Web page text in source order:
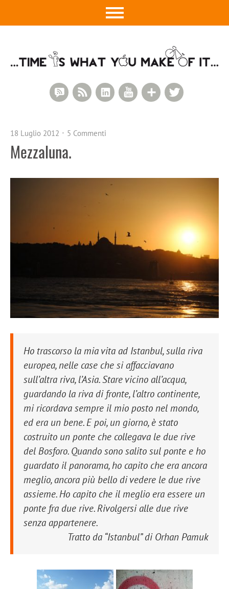
Google+
YouTube
LinkedIn
RSS Feed
RSS Comments
18 Luglio 2012 5 Commenti
Mezzaluna.
Ho trascorso la mia vita ad Istanbul, sulla riva
europea, nelle case che si affacciavano
sull’altra riva, l’Asia. Stare vicino all’acqua,
guardando la riva di fronte, l’altro continente,
mi ricordava sempre il mio posto nel mondo,
ed era un bene. E poi, un giorno, è stato
costruito un ponte che collegava le due rive
del Bosforo. Quando sono salito sul ponte e ho
guardato il panorama, ho capito che era ancora
meglio, ancora più bello di vedere le due rive
assieme. Ho capito che il meglio era essere un
ponte fra due rive. Rivolgersi alle due rive
senza appartenere.
Tratto da “Istanbul” di Orhan Pamuk